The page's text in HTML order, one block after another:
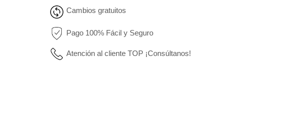
Cambios gratuitos
Pago 100% Fácil y Seguro
Atención al cliente TOP ¡Consúltanos!